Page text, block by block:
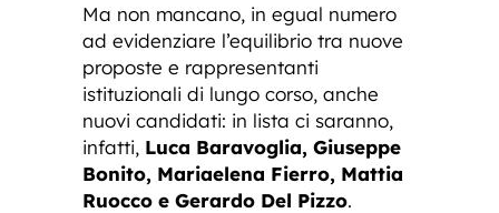
Ma non mancano, in egual numero
ad evidenziare l’equilibrio tra nuove
proposte e rappresentanti
istituzionali di lungo corso, anche
nuovi candidati: in lista ci saranno,
infatti, Luca Baravoglia, Giuseppe
Bonito, Mariaelena Fierro, Mattia
Ruocco e Gerardo Del Pizzo.